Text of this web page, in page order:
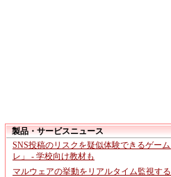
製品・サービスニュース
SNS投稿のリスクを疑似体験できるゲー
レ」 - 学校向け教材も
マルウェアの挙動をリアルタイム監視す